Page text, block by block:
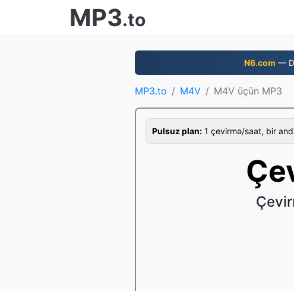
MP3.to
N6.com —
MP3.to M4V M4V üçün MP3
Pulsuz plan: 1 çevirmə/saat, bir